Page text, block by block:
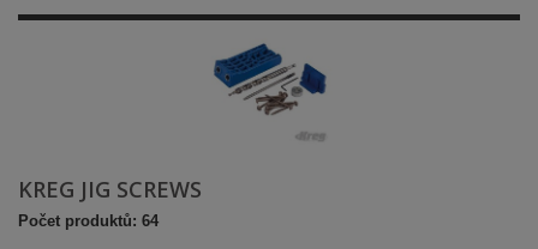
KREG JIG SCREWS
Počet produktů: 64